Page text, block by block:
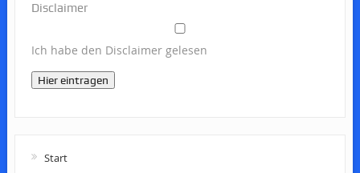
Disclaimer
Ich habe den Disclaimer gelesen
Hier eintragen
Start